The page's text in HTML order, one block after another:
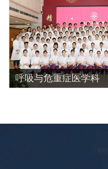
呼吸与危重症医学科